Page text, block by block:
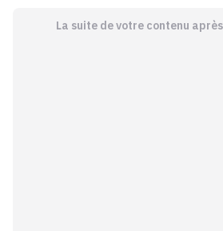
La suite de votre contenu